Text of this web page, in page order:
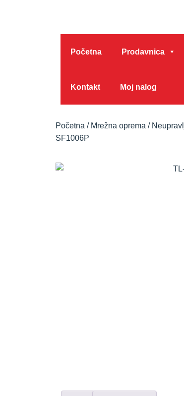
Početna Prodavnica
Kontakt Moj nalog
Početna / Mrežna oprema /
SF1006P